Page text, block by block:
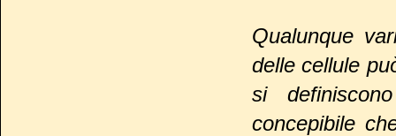
Qualunque
delle cellule
si
concepibile